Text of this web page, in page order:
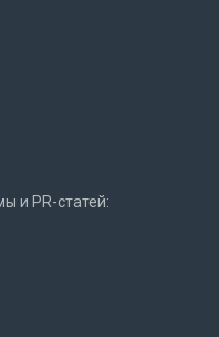
и PR-статей: